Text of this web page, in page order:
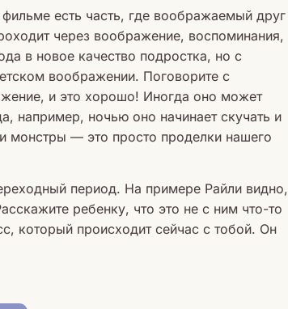
есть часть, где воображаемый друг
через воображение, воспоминания,
в новое качество подростка, но с
воображении. Поговорите с
и это хорошо! Иногда оно может
например, ночью оно начинает скучать и
монстры — это просто проделки нашего
период. На примере Райли видно,
ребенку, что это не с ним что-то
который происходит сейчас с тобой. Он